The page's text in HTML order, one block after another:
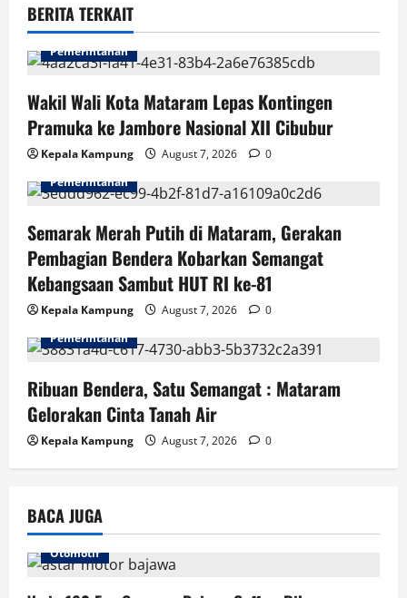
i
g
a
t
i
o
n
BERITA TERKAIT
Pemerintahan
Wakil Wali Kota Mataram Lepas Kontingen
Pramuka ke Jambore Nasional XII Cibubur
Kepala Kampung August 7, 2026
0
Pemerintahan
Semarak Merah Putih di Mataram, Gerakan
Pembagian Bendera Kobarkan Semangat
Kebangsaan Sambut HUT RI ke-81
Kepala Kampung August 7, 2026
0
Pemerintahan
Ribuan Bendera, Satu Semangat : Mataram
Gelorakan Cinta Tanah Air
Kepala Kampung August 7, 2026 0
BACA JUGA
Otomotif